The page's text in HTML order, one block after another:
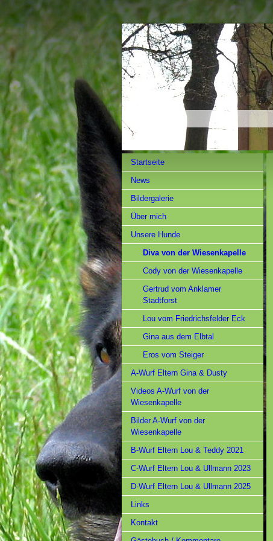
Startseite
News
Bildergalerie
Über mich
Unsere Hunde
Diva von der Wiesenkapelle
Cody von der Wiesenkapelle
Gertrud vom Anklamer
Stadtforst
Lou vom Friedrichsfelder Eck
Gina aus dem Elbtal
Eros vom Steiger
A-Wurf Eltern Gina & Dusty
Videos A-Wurf von der
Wiesenkapelle
Bilder A-Wurf von der
Wiesenkapelle
B-Wurf Eltern Lou & Teddy 2021
C-Wurf Eltern Lou & Ullmann 2023
D-Wurf Eltern Lou & Ullmann 2025
Links
Kontakt